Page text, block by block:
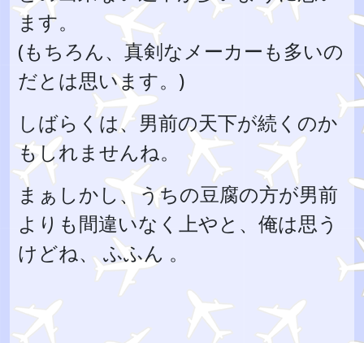
ます。
(もちろん、真剣なメーカーも多いの
だとは思います。)
しばらくは、男前の天下が続くのか
もしれませんね。
まぁしかし、うちの豆腐の方が男前
よりも間違いなく上やと、俺は思う
けどね、 ふふん 。